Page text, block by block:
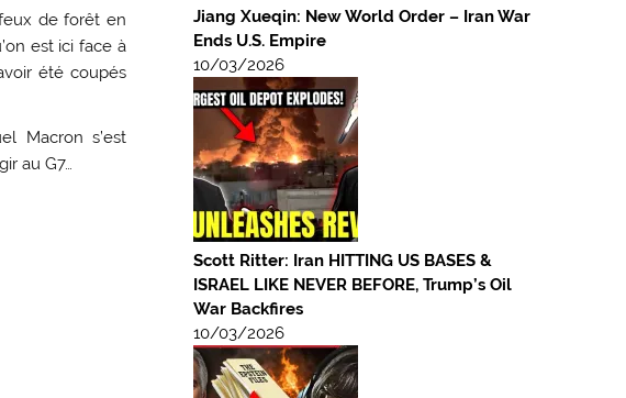
de forêt en
est ici face à
été coupés
Macron s’est
au G7…
Jiang Xueqin: New World Order – Iran War
Ends U.S. Empire
10/03/2026
Scott Ritter: Iran HITTING US BASES &
ISRAEL LIKE NEVER BEFORE, Trump’s Oil
War Backfires
10/03/2026